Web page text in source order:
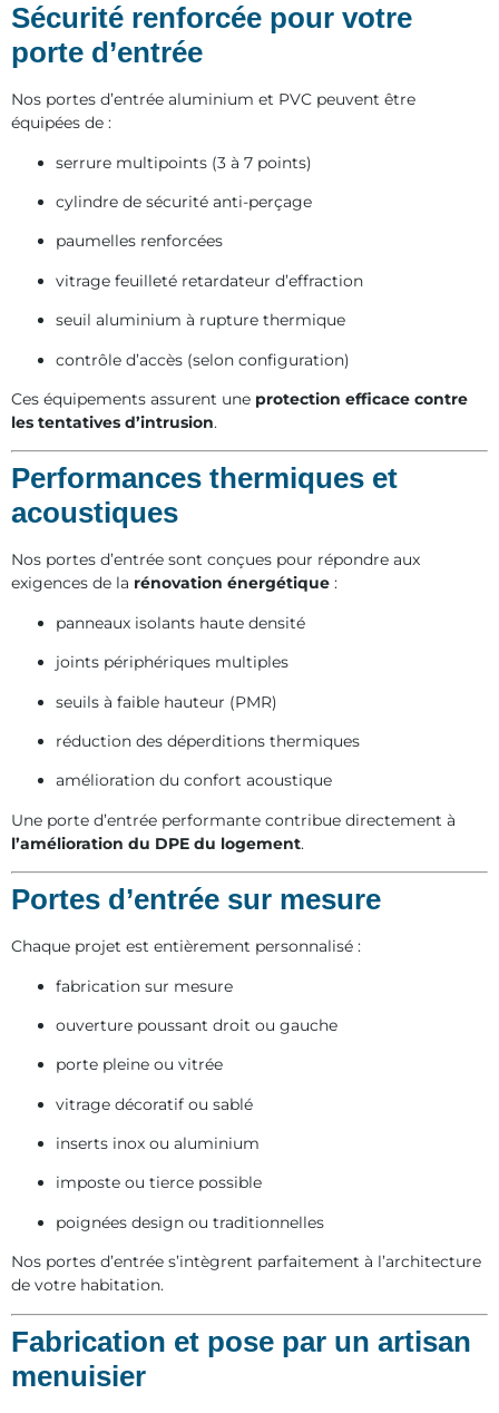
Sécurité renforcée pour votre
porte d’entrée
Nos portes d’entrée aluminium et PVC peuvent être
équipées de :
serrure multipoints (3 à 7 points)
cylindre de sécurité anti-perçage
paumelles renforcées
vitrage feuilleté retardateur d’effraction
seuil aluminium à rupture thermique
contrôle d’accès (selon configuration)
Ces équipements assurent une protection efficace contre
les tentatives d’intrusion.
Performances thermiques et
acoustiques
Nos portes d’entrée sont conçues pour répondre aux
exigences de la rénovation énergétique :
panneaux isolants haute densité
joints périphériques multiples
seuils à faible hauteur (PMR)
réduction des déperditions thermiques
amélioration du confort acoustique
Une porte d’entrée performante contribue directement à
l’amélioration du DPE du logement.
Portes d’entrée sur mesure
Chaque projet est entièrement personnalisé :
fabrication sur mesure
ouverture poussant droit ou gauche
porte pleine ou vitrée
vitrage décoratif ou sablé
inserts inox ou aluminium
imposte ou tierce possible
poignées design ou traditionnelles
Nos portes d’entrée s’intègrent parfaitement à l’architecture
de votre habitation.
Fabrication et pose par un artisan
menuisier